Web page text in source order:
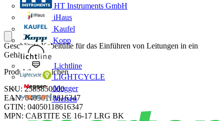
HT Instruments GmbH
iHaus
Kaufel
Kopp
Lichtline
LIGHTCYCLE
Megger
Mersen
Geschlitzte Kabeltülle für das Einführen von Leitungen in ein
Gehäuse.
Produktkennzeichen
SKU: 2583850000
EAN: 04050118616347
GTIN: 04050118616347
MPN: CABTITE SE 16-17 LRG BK